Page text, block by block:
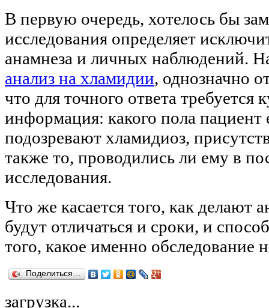
В первую очередь, хотелось бы
исследования определяет
анамнеза и личных наблюдений.
анализ на хламидии, однозначно
что для точного ответа требуется
информация: какого пола пациент
подозревают хламидиоз,
также то, проводились ли ему в
исследования.
Что же касается того, как делают
будут отличаться и сроки, и
того, какое именно обследование
Поделиться…
загрузка...